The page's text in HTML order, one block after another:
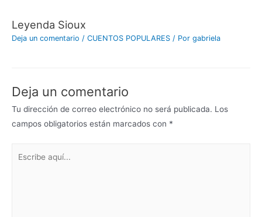
Leyenda Sioux
Deja un comentario / CUENTOS POPULARES / Por gabriela
Deja un comentario
Tu dirección de correo electrónico no será publicada. Los
campos obligatorios están marcados con *